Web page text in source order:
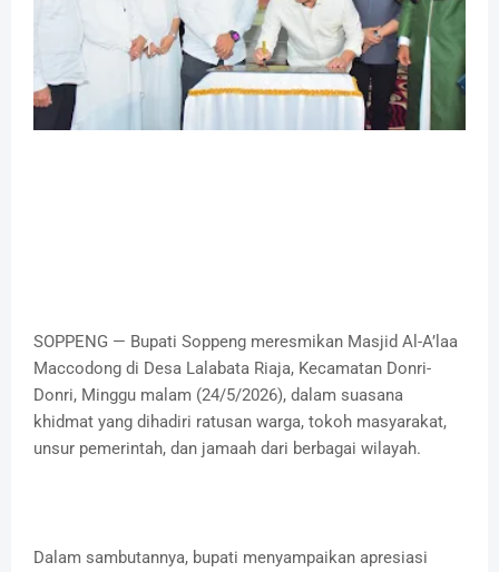
SOPPENG — Bupati Soppeng meresmikan Masjid Al-A’laa
Maccodong di Desa Lalabata Riaja, Kecamatan Donri-
Donri, Minggu malam (24/5/2026), dalam suasana
khidmat yang dihadiri ratusan warga, tokoh masyarakat,
unsur pemerintah, dan jamaah dari berbagai wilayah.
Dalam sambutannya, bupati menyampaikan apresiasi